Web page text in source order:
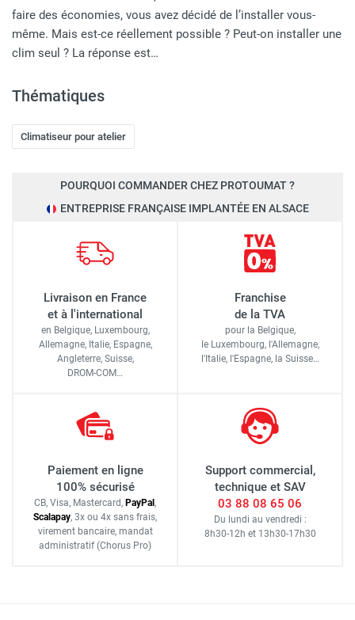
faire des économies, vous avez décidé de l’installer vous-
même. Mais est-ce réellement possible ? Peut-on installer une
clim seul ? La réponse est…
Thématiques
Climatiseur pour atelier
POURQUOI COMMANDER CHEZ PROTOUMAT ?
ENTREPRISE FRANÇAISE IMPLANTÉE EN ALSACE
Livraison en France
et à l'international
en Belgique, Luxembourg,
Allemagne, Italie, Espagne,
Angleterre, Suisse,
DROM-COM…
Franchise
de la TVA
pour la Belgique,
le Luxembourg, l'Allemagne,
l'Italie, l'Espagne, la Suisse…
Paiement en ligne
100% sécurisé
CB, Visa, Mastercard, PayPal ,
Scalapay, 3x ou 4x sans frais,
virement bancaire, mandat
administratif (Chorus Pro)
Support commercial,
technique et SAV
03 88 08 65 06
Du lundi au vendredi :
8h30-12h et 13h30-17h30